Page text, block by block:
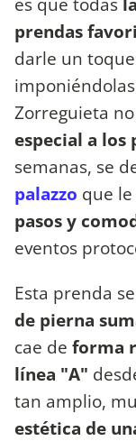
prendas
darle un
Zorreguieta
especial a los
semanas, se
palazzo que
pasos y
eventos
Esta prenda
de pierna
cae de forma
línea "A"
tan amplio,
estética de